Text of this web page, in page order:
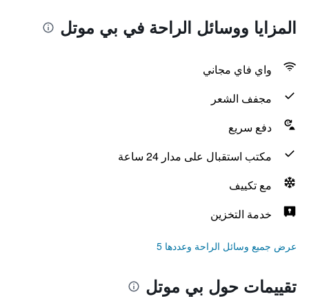
المزايا ووسائل الراحة في بي موتل
واي فاي مجاني
مجفف الشعر
دفع سريع
مكتب استقبال على مدار 24 ساعة
مع تكييف
خدمة التخزين
عرض جميع وسائل الراحة وعددها 5
تقييمات حول بي موتل